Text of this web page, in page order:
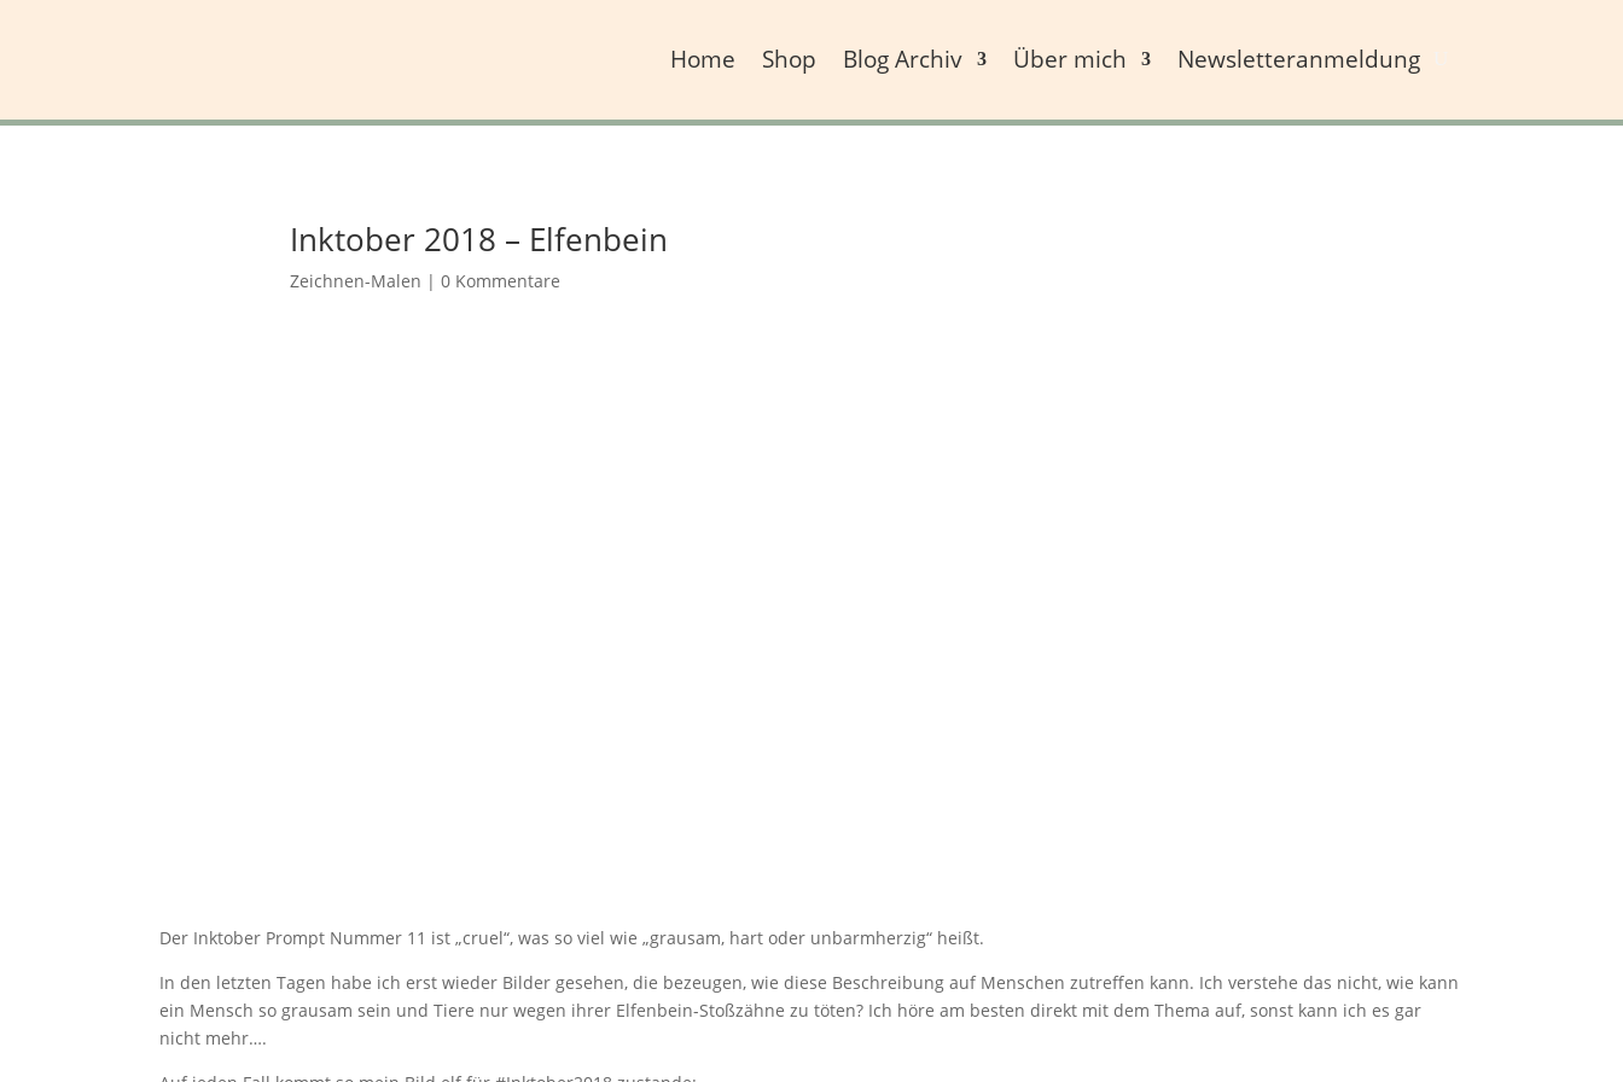
Home Shop Blog Archiv Über mich Newsletteranmeldung
Inktober 2018 – Elfenbein
Zeichnen-Malen | 0 Kommentare
Der Inktober Prompt Nummer 11 ist „cruel“, was so viel wie „grausam, hart oder unbarmherzig“ heißt.
In den letzten Tagen habe ich erst wieder Bilder gesehen, die bezeugen, wie diese Beschreibung auf Menschen zutreffen kann. Ich verstehe das nicht, wie kann
ein Mensch so grausam sein und Tiere nur wegen ihrer Elfenbein-Stoßzähne zu töten? Ich höre am besten direkt mit dem Thema auf, sonst kann ich es gar
nicht mehr….